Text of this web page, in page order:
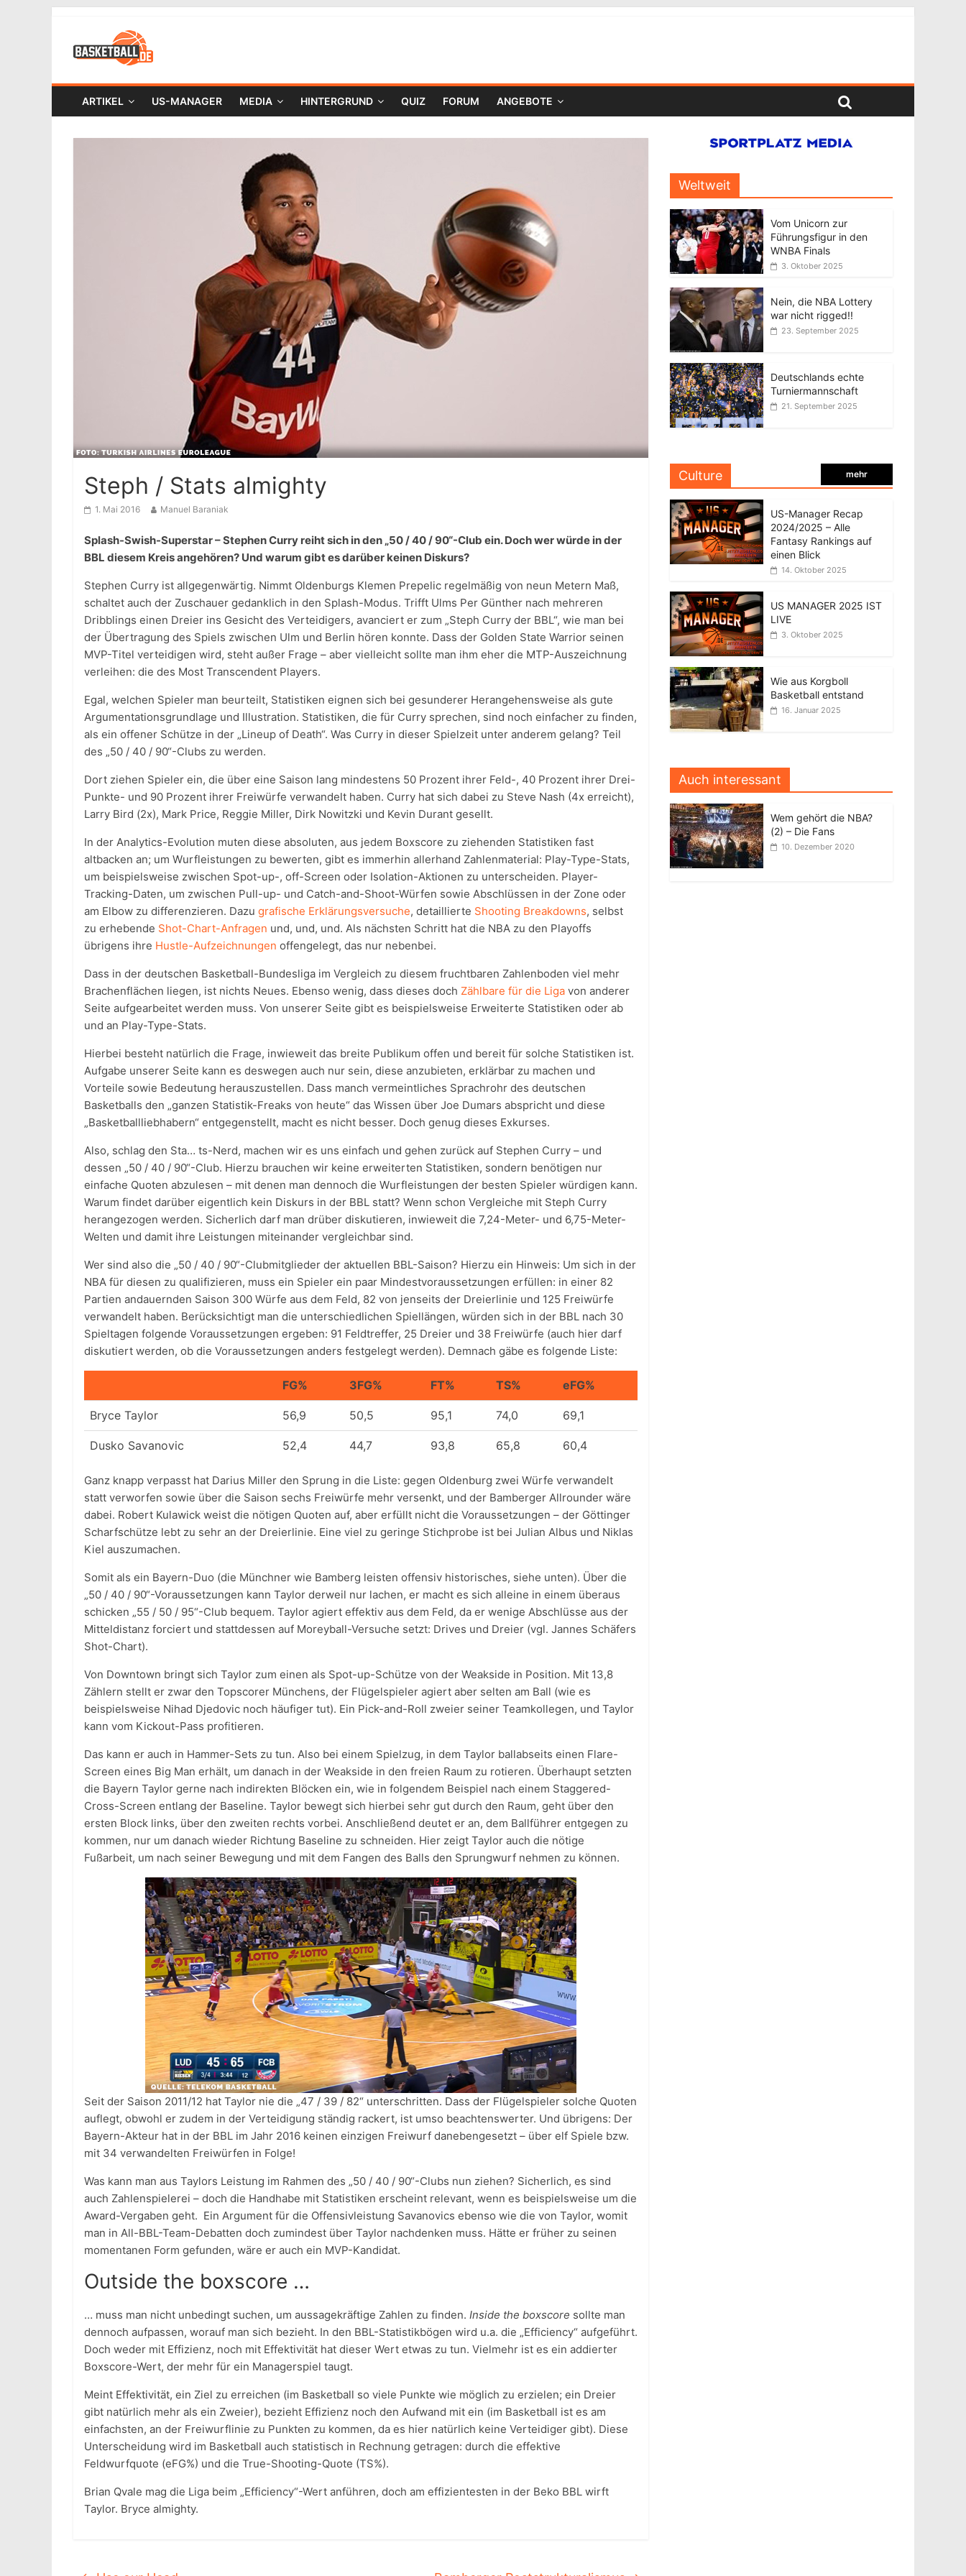
ARTIKEL US-MANAGER MEDIA HINTERGRUND QUIZ FORUM ANGEBOTE
Steph / Stats almighty
1. Mai 2016 Manuel Baraniak
Splash-Swish-Superstar – Stephen Curry reiht sich in den „50 / 40 / 90“-Club ein. Doch wer würde in der
BBL diesem Kreis angehören? Und warum gibt es darüber keinen Diskurs?
Stephen Curry ist allgegenwärtig. Nimmt Oldenburgs Klemen Prepelic regelmäßig von neun Metern Maß,
schaltet auch der Zuschauer gedanklich in den Splash-Modus. Trifft Ulms Per Günther nach mehreren
Dribblings einen Dreier ins Gesicht des Verteidigers, avanciert er zum „Steph Curry der BBL“, wie man bei
der Übertragung des Spiels zwischen Ulm und Berlin hören konnte. Dass der Golden State Warrior seinen
MVP-Titel verteidigen wird, steht außer Frage – aber vielleicht sollte man ihm eher die MTP-Auszeichnung
verleihen: die des Most Transcendent Players.
Egal, welchen Spieler man beurteilt, Statistiken eignen sich bei gesunderer Herangehensweise als gute
Argumentationsgrundlage und Illustration. Statistiken, die für Curry sprechen, sind noch einfacher zu finden,
als ein offener Schütze in der „Lineup of Death“. Was Curry in dieser Spielzeit unter anderem gelang? Teil
des „50 / 40 / 90“-Clubs zu werden.
Dort ziehen Spieler ein, die über eine Saison lang mindestens 50 Prozent ihrer Feld-, 40 Prozent ihrer Drei-
Punkte- und 90 Prozent ihrer Freiwürfe verwandelt haben. Curry hat sich dabei zu Steve Nash (4x erreicht),
Larry Bird (2x), Mark Price, Reggie Miller, Dirk Nowitzki und Kevin Durant gesellt.
In der Analytics-Evolution muten diese absoluten, aus jedem Boxscore zu ziehenden Statistiken fast
altbacken an; um Wurfleistungen zu bewerten, gibt es immerhin allerhand Zahlenmaterial: Play-Type-Stats,
um beispielsweise zwischen Spot-up-, off-Screen oder Isolation-Aktionen zu unterscheiden. Player-
Tracking-Daten, um zwischen Pull-up- und Catch-and-Shoot-Würfen sowie Abschlüssen in der Zone oder
am Elbow zu differenzieren. Dazu grafische Erklärungsversuche, detaillierte Shooting Breakdowns, selbst
zu erhebende Shot-Chart-Anfragen und, und, und. Als nächsten Schritt hat die NBA zu den Playoffs
übrigens ihre Hustle-Aufzeichnungen offengelegt, das nur nebenbei.
Dass in der deutschen Basketball-Bundesliga im Vergleich zu diesem fruchtbaren Zahlenboden viel mehr
Brachenflächen liegen, ist nichts Neues. Ebenso wenig, dass dieses doch Zählbare für die Liga von anderer
Seite aufgearbeitet werden muss. Von unserer Seite gibt es beispielsweise Erweiterte Statistiken oder ab
und an Play-Type-Stats.
Hierbei besteht natürlich die Frage, inwieweit das breite Publikum offen und bereit für solche Statistiken ist.
Aufgabe unserer Seite kann es deswegen auch nur sein, diese anzubieten, erklärbar zu machen und
Vorteile sowie Bedeutung herauszustellen. Dass manch vermeintliches Sprachrohr des deutschen
Basketballs den „ganzen Statistik-Freaks von heute“ das Wissen über Joe Dumars abspricht und diese
„Basketballliebhabern“ entgegenstellt, macht es nicht besser. Doch genug dieses Exkurses.
Also, schlag den Sta… ts-Nerd, machen wir es uns einfach und gehen zurück auf Stephen Curry – und
dessen „50 / 40 / 90“-Club. Hierzu brauchen wir keine erweiterten Statistiken, sondern benötigen nur
einfache Quoten abzulesen – mit denen man dennoch die Wurfleistungen der besten Spieler würdigen kann.
Warum findet darüber eigentlich kein Diskurs in der BBL statt? Wenn schon Vergleiche mit Steph Curry
herangezogen werden. Sicherlich darf man drüber diskutieren, inwieweit die 7,24-Meter- und 6,75-Meter-
Welten und damit ihre Leistungen miteinander vergleichbar sind.
Wer sind also die „50 / 40 / 90“-Clubmitglieder der aktuellen BBL-Saison? Hierzu ein Hinweis: Um sich in der
NBA für diesen zu qualifizieren, muss ein Spieler ein paar Mindestvoraussetzungen erfüllen: in einer 82
Partien andauernden Saison 300 Würfe aus dem Feld, 82 von jenseits der Dreierlinie und 125 Freiwürfe
verwandelt haben. Berücksichtigt man die unterschiedlichen Spiellängen, würden sich in der BBL nach 30
Spieltagen folgende Voraussetzungen ergeben: 91 Feldtreffer, 25 Dreier und 38 Freiwürfe (auch hier darf
diskutiert werden, ob die Voraussetzungen anders festgelegt werden). Demnach gäbe es folgende Liste:
FG% 3FG% FT% TS% eFG%
Bryce Taylor 56,9 50,5 95,1 74,0 69,1
Dusko Savanovic 52,4 44,7 93,8 65,8 60,4
Ganz knapp verpasst hat Darius Miller den Sprung in die Liste: gegen Oldenburg zwei Würfe verwandelt
statt verworfen sowie über die Saison sechs Freiwürfe mehr versenkt, und der Bamberger Allrounder wäre
dabei. Robert Kulawick weist die nötigen Quoten auf, aber erfüllt nicht die Voraussetzungen – der Göttinger
Scharfschütze lebt zu sehr an der Dreierlinie. Eine viel zu geringe Stichprobe ist bei Julian Albus und Niklas
Kiel auszumachen.
Somit als ein Bayern-Duo (die Münchner wie Bamberg leisten offensiv historisches, siehe unten). Über die
„50 / 40 / 90“-Voraussetzungen kann Taylor derweil nur lachen, er macht es sich alleine in einem überaus
schicken „55 / 50 / 95“-Club bequem. Taylor agiert effektiv aus dem Feld, da er wenige Abschlüsse aus der
Mitteldistanz forciert und stattdessen auf Moreyball-Versuche setzt: Drives und Dreier (vgl. Jannes Schäfers
Shot-Chart).
Von Downtown bringt sich Taylor zum einen als Spot-up-Schütze von der Weakside in Position. Mit 13,8
Zählern stellt er zwar den Topscorer Münchens, der Flügelspieler agiert aber selten am Ball (wie es
beispielsweise Nihad Djedovic noch häufiger tut). Ein Pick-and-Roll zweier seiner Teamkollegen, und Taylor
kann vom Kickout-Pass profitieren.
Das kann er auch in Hammer-Sets zu tun. Also bei einem Spielzug, in dem Taylor ballabseits einen Flare-
Screen eines Big Man erhält, um danach in der Weakside in den freien Raum zu rotieren. Überhaupt setzten
die Bayern Taylor gerne nach indirekten Blöcken ein, wie in folgendem Beispiel nach einem Staggered-
Cross-Screen entlang der Baseline. Taylor bewegt sich hierbei sehr gut durch den Raum, geht über den
ersten Block links, über den zweiten rechts vorbei. Anschließend deutet er an, dem Ballführer entgegen zu
kommen, nur um danach wieder Richtung Baseline zu schneiden. Hier zeigt Taylor auch die nötige
Fußarbeit, um nach seiner Bewegung und mit dem Fangen des Balls den Sprungwurf nehmen zu können.
Seit der Saison 2011/12 hat Taylor nie die „47 / 39 / 82“ unterschritten. Dass der Flügelspieler solche Quoten
auflegt, obwohl er zudem in der Verteidigung ständig rackert, ist umso beachtenswerter. Und übrigens: Der
Bayern-Akteur hat in der BBL im Jahr 2016 keinen einzigen Freiwurf danebengesetzt – über elf Spiele bzw.
mit 34 verwandelten Freiwürfen in Folge!
Was kann man aus Taylors Leistung im Rahmen des „50 / 40 / 90“-Clubs nun ziehen? Sicherlich, es sind
auch Zahlenspielerei – doch die Handhabe mit Statistiken erscheint relevant, wenn es beispielsweise um die
Award-Vergaben geht. Ein Argument für die Offensivleistung Savanovics ebenso wie die von Taylor, womit
man in All-BBL-Team-Debatten doch zumindest über Taylor nachdenken muss. Hätte er früher zu seinen
momentanen Form gefunden, wäre er auch ein MVP-Kandidat.
Outside the boxscore …
… muss man nicht unbedingt suchen, um aussagekräftige Zahlen zu finden. Inside the boxscore sollte man
dennoch aufpassen, worauf man sich bezieht. In den BBL-Statistikbögen wird u.a. die „Efficiency“ aufgeführt.
Doch weder mit Effizienz, noch mit Effektivität hat dieser Wert etwas zu tun. Vielmehr ist es ein addierter
Boxscore-Wert, der mehr für ein Managerspiel taugt.
Meint Effektivität, ein Ziel zu erreichen (im Basketball so viele Punkte wie möglich zu erzielen; ein Dreier
gibt natürlich mehr als ein Zweier), bezieht Effizienz noch den Aufwand mit ein (im Basketball ist es am
einfachsten, an der Freiwurflinie zu Punkten zu kommen, da es hier natürlich keine Verteidiger gibt). Diese
Unterscheidung wird im Basketball auch statistisch in Rechnung getragen: durch die effektive
Feldwurfquote (eFG%) und die True-Shooting-Quote (TS%).
Brian Qvale mag die Liga beim „Efficiency“-Wert anführen, doch am effizientesten in der Beko BBL wirft
Taylor. Bryce almighty.
Weltweit
Vom Unicorn zur
Führungsfigur in den
WNBA Finals
3. Oktober 2025
Nein, die NBA Lottery
war nicht rigged!!
23. September 2025
Deutschlands echte
Turniermannschaft
21. September 2025
Culture mehr
US-Manager Recap
2024/2025 – Alle
Fantasy Rankings auf
einen Blick
14. Oktober 2025
US MANAGER 2025 IST
LIVE
3. Oktober 2025
Wie aus Korgboll
Basketball entstand
16. Januar 2025
Auch interessant
Wem gehört die NBA?
(2) – Die Fans
10. Dezember 2020